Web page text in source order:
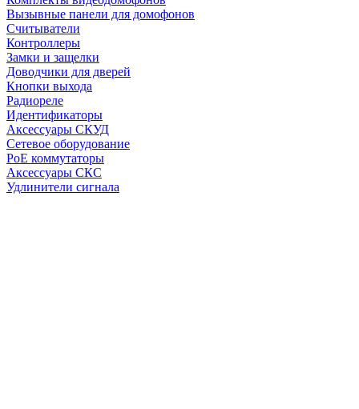
Вызывные панели для домофонов
Считыватели
Контроллеры
Замки и защелки
Доводчики для дверей
Кнопки выхода
Радиореле
Идентификаторы
Аксессуары СКУД
Сетевое оборудование
PoE коммутаторы
Аксессуары СКС
Удлинители сигнала